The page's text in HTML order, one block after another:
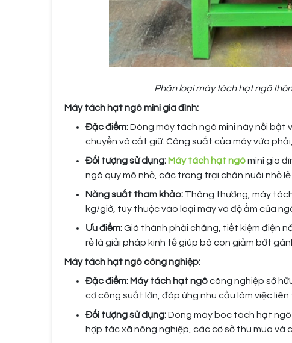
Phân loại máy tách hạt ngô
Máy tách hạt ngô mini gia đình:
Đặc điểm:Dòng máy tách ngô mini này nổi bật
chuyển và cất giữ. Công suất của máy vừa
Đối tượng sử dụng: Máy tách hạt ngômini gia
ngô quy mô nhỏ, các trang trại chăn nuôi nhỏ
Năng suất tham khảo: Thông thường, máy
kg/giờ, tùy thuộc vào loại máy và độ ẩm của
Ưu điểm:Giá thành phải chăng, tiết kiệm điện
rẻ là giải pháp kinh tế giúp bà con giảm bớt
Máy tách hạt ngô công nghiệp:
Đặc điểm: Máy tách hạt ngôcông nghiệp sở
cơ công suất lớn, đáp ứng nhu cầu làm việc liên
Đối tượng sử dụng:Dòng máy bóc tách hạt
hợp tác xã nông nghiệp, các cơ sở thu mua và